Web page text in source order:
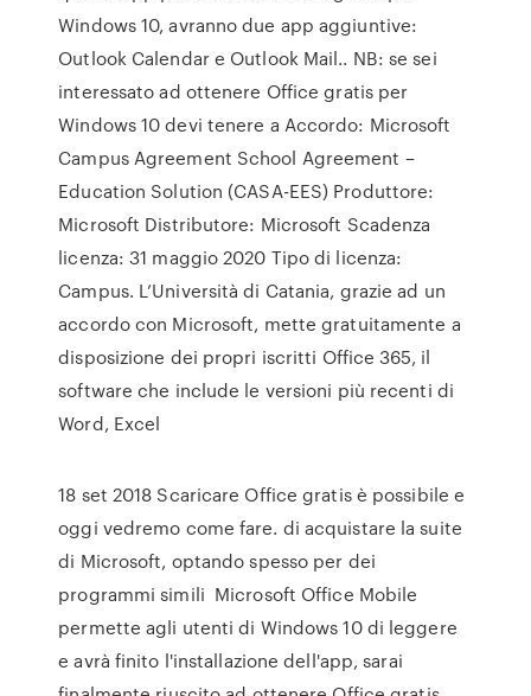
Windows 10, avranno due app aggiuntive:
Outlook Calendar e Outlook Mail.. NB: se sei
interessato ad ottenere Office gratis per
Windows 10 devi tenere a Accordo: Microsoft
Campus Agreement School Agreement –
Education Solution (CASA-EES) Produttore:
Microsoft Distributore: Microsoft Scadenza
licenza: 31 maggio 2020 Tipo di licenza:
Campus. L’Università di Catania, grazie ad un
accordo con Microsoft, mette gratuitamente a
disposizione dei propri iscritti Office 365, il
software che include le versioni più recenti di
Word, Excel
18 set 2018 Scaricare Office gratis è possibile e
oggi vedremo come fare. di acquistare la suite
di Microsoft, optando spesso per dei
programmi simili Microsoft Office Mobile
permette agli utenti di Windows 10 di leggere
e avrà finito l'installazione dell'app, sarai